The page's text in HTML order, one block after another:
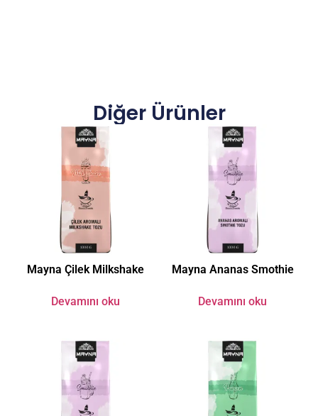
Diğer Ürünler
Mayna Çilek Milkshake
Devamını oku
Mayna Ananas Smothie
Devamını oku